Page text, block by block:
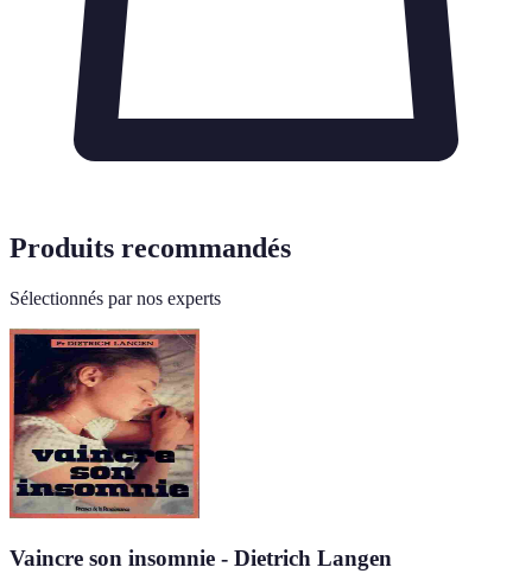
Produits recommandés
Sélectionnés par nos experts
Vaincre son insomnie - Dietrich Langen